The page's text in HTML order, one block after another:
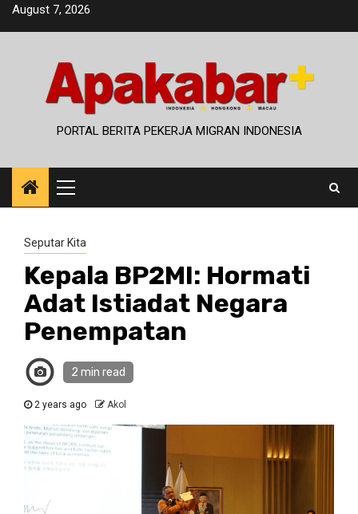
SkipAugust 7, 2026
PORTAL BERITA PEKERJA MIGRAN INDONESIA
Primary
Menu
Seputar Kita
Kepala BP2MI: Hormati
Adat Istiadat Negara
Penempatan
2 min read
2 years ago Akol